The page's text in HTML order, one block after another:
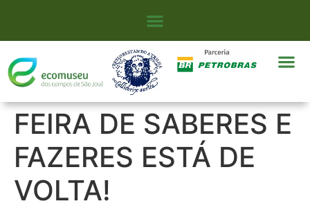
FEIRA DE SABERES E
FAZERES ESTÁ DE
VOLTA!